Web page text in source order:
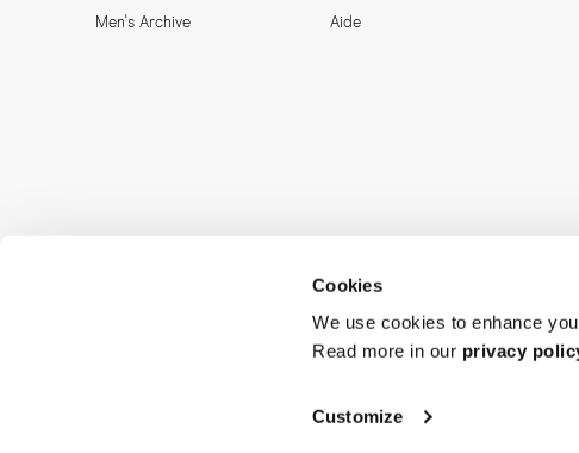
Cookies
We use cookies to enhance
Read more in our privacy
Customize
Men's Archive Aide